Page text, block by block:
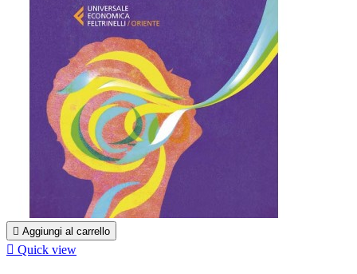
 Aggiungi al carrello
 Quick view